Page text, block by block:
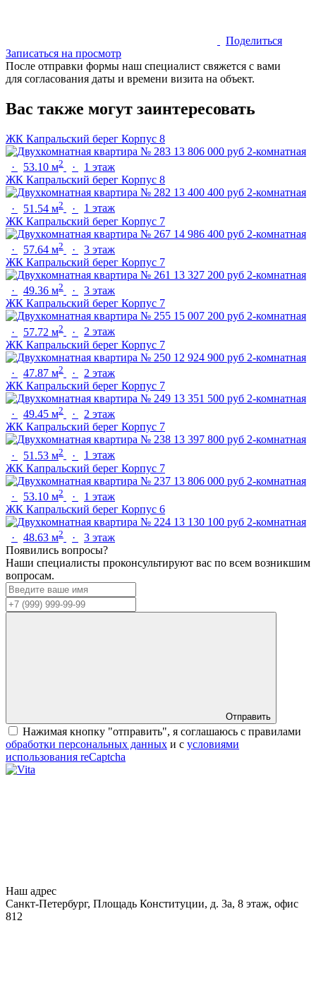
Поделиться
Записаться на просмотр
После отправки формы наш специалист свяжется с вами
для согласования даты и времени визита на объект.
Вас также могут заинтересовать
ЖК Капральский берег Корпус 8
13 806 000 руб 2-комнатная
·
53.10 м2 ·
1 этаж
ЖК Капральский берег Корпус 8
13 400 400 руб 2-комнатная
·
51.54 м2 ·
1 этаж
ЖК Капральский берег Корпус 7
14 986 400 руб 2-комнатная
·
57.64 м2 ·
3 этаж
ЖК Капральский берег Корпус 7
13 327 200 руб 2-комнатная
·
49.36 м2 ·
3 этаж
ЖК Капральский берег Корпус 7
15 007 200 руб 2-комнатная
·
57.72 м2 ·
2 этаж
ЖК Капральский берег Корпус 7
12 924 900 руб 2-комнатная
·
47.87 м2 ·
2 этаж
ЖК Капральский берег Корпус 7
13 351 500 руб 2-комнатная
·
49.45 м2 ·
2 этаж
ЖК Капральский берег Корпус 7
13 397 800 руб 2-комнатная
·
51.53 м2 ·
1 этаж
ЖК Капральский берег Корпус 7
13 806 000 руб 2-комнатная
·
53.10 м2 ·
1 этаж
ЖК Капральский берег Корпус 6
13 130 100 руб 2-комнатная
·
48.63 м2 ·
3 этаж
Появились вопросы?
Наши специалисты проконсультируют вас по всем возникшим
вопросам.
Отправить
Нажимая кнопку "отправить", я соглашаюсь с правилами
обработки персональных данных и с условиями
использования reCaptcha
Наш адрес
Санкт-Петербург, Площадь Конституции, д. 3а, 8 этаж, офис
812